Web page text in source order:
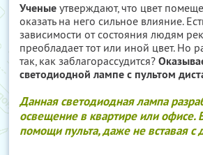
Ученые утверждают, что цвет
оказать на него сильное влияние.
зависимости от состояния людям
преобладает тот или иной цвет. Но
так, как заблагорассудится?
светодиодной лампе с пультом
Данная светодиодная лампа
освещение в квартире или
помощи пульта, даже не вставая с